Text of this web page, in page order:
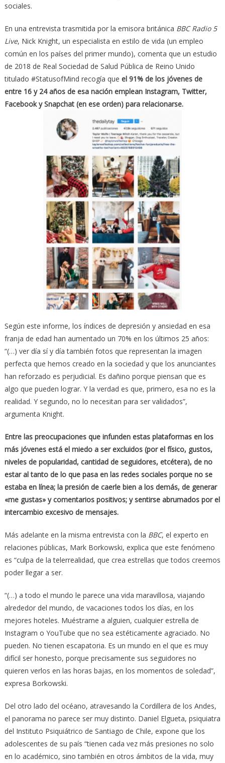
sociales.
En una entrevista trasmitida por la emisora británica BBC Radio 5
Live, Nick Knight, un especialista en estilo de vida (un empleo
común en los países del primer mundo), comenta que un estudio
de 2018 de Real Sociedad de Salud Pública de Reino Unido
titulado #StatusofMind recogía que el 91% de los jóvenes de
entre 16 y 24 años de esa nación emplean Instagram, Twitter,
Facebook y Snapchat (en ese orden) para relacionarse.
Según este informe, los índices de depresión y ansiedad en esa
franja de edad han aumentado un 70% en los últimos 25 años:
“(…) ver día sí y día también fotos que representan la imagen
perfecta que hemos creado en la sociedad y que los anunciantes
han reforzado es perjudicial. Es dañino porque piensan que es
algo que pueden lograr. Y la verdad es que, primero, esa no es la
realidad. Y segundo, no lo necesitan para ser validados”,
argumenta Knight.
Entre las preocupaciones que infunden estas plataformas en los
más jóvenes está el miedo a ser excluidos (por el físico, gustos,
niveles de popularidad, cantidad de seguidores, etcétera), de no
estar al tanto de lo que pasa en las redes sociales porque no se
estaba en línea; la presión de caerle bien a los demás, de generar
«me gustas» y comentarios positivos; y sentirse abrumados por el
intercambio excesivo de mensajes.
Más adelante en la misma entrevista con la BBC, el experto en
relaciones públicas, Mark Borkowski, explica que este fenómeno
es “culpa de la telerrealidad, que crea estrellas que todos creemos
poder llegar a ser.
“(…) a todo el mundo le parece una vida maravillosa, viajando
alrededor del mundo, de vacaciones todos los días, en los
mejores hoteles. Muéstrame a alguien, cualquier estrella de
Instagram o YouTube que no sea estéticamente agraciado. No
pueden. No tienen escapatoria. Es un mundo en el que es muy
difícil ser honesto, porque precisamente sus seguidores no
quieren verlos en las horas bajas, en los momentos de soledad”,
expresa Borkowski.
Del otro lado del océano, atravesando la Cordillera de los Andes,
el panorama no parece ser muy distinto. Daniel Elgueta, psiquiatra
del Instituto Psiquiátrico de Santiago de Chile, expone que los
adolescentes de su país “tienen cada vez más presiones no solo
en lo académico, sino también en otros ámbitos de la vida, muy